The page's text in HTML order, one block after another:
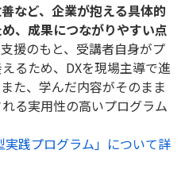
など、企業が抱える具体的
、成果につながりやすい点
援のもと、受講者自身がプ
るため、 DXを現場主導で進
た、学んだ内容がそのまま
る実用性の高いプログラム
実践プログラム」について詳